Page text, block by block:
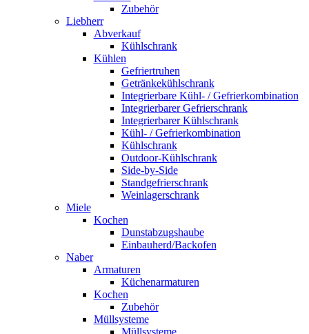
Zubehör
Liebherr
Abverkauf
Kühlschrank
Kühlen
Gefriertruhen
Getränkekühlschrank
Integrierbare Kühl- / Gefrierkombination
Integrierbarer Gefrierschrank
Integrierbarer Kühlschrank
Kühl- / Gefrierkombination
Kühlschrank
Outdoor-Kühlschrank
Side-by-Side
Standgefrierschrank
Weinlagerschrank
Miele
Kochen
Dunstabzugshaube
Einbauherd/Backofen
Naber
Armaturen
Küchenarmaturen
Kochen
Zubehör
Müllsysteme
Müllsysteme